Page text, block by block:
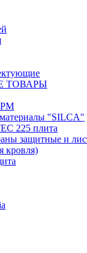
ТОВАРЫ
"SILCA"
225 плита
защитные и
кровля)